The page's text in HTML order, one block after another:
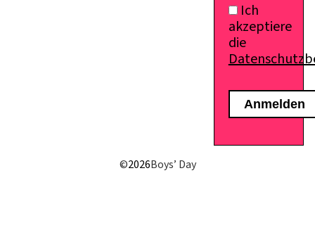
Ich
akzeptiere
die
©2026Boys’ Day